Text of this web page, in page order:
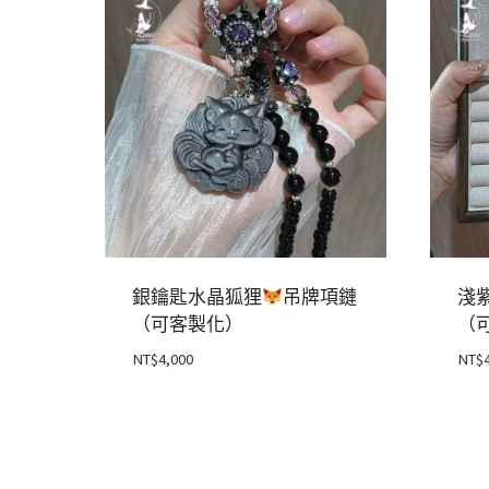
銀鑰匙水晶狐狸
吊牌項鏈
（可客製化）
NT$4,000
淺
NT$